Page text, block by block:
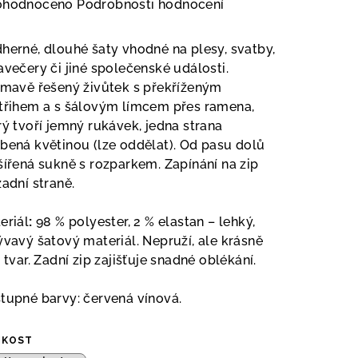
Podrobnosti hodnocení
dlouhé šaty vhodné na plesy, svatby,
či jiné společenské události.
řešený živůtek s překříženým
a s šálovým límcem přes ramena,
tvoří jemný rukávek, jedna strana
květinou (lze oddělat). Od pasu dolů
sukně s rozparkem. Zapínání na zip
straně.
:98 % polyester, 2 % elastan – lehký,
šatový materiál. Nepruží, ale krásně
tvar. Zadní zip zajišťuje snadné oblékání.
barvy: červená vínová.